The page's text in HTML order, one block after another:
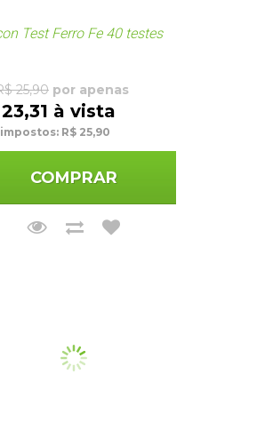
Test Ferro Fe 40 testes
25,90 por apenas
à vista
R$ 25,90
COMPRAR